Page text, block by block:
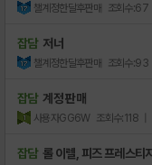
챌계정한달후판매 조회수:67
잡담 저너
챌계정한달후판매 조회수:93
잡담 계정 판매
사용자GG6W 조회수:118
잡담 롤 이렐, 피즈 프레스티